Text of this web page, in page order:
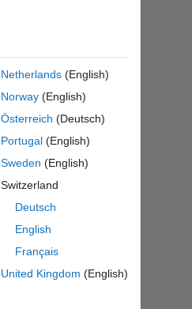
Netherlands (English)
Norway (English)
Österreich (Deutsch)
Portugal (English)
Sweden (English)
Switzerland
Deutsch
English
Français
United Kingdom (English)